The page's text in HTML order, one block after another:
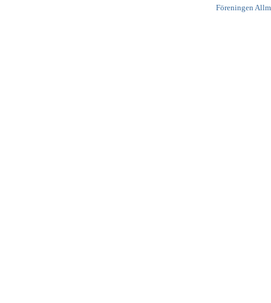
Föreningen